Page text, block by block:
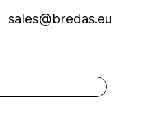
sales@bredas.eu